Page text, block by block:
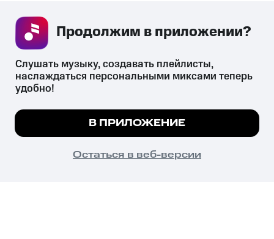
СКАЧАТЬ ПРИЛОЖЕНИЕ
психотропных веществ, их аналогов причиняет вред здоровью,
их незаконный оборот запрещён и влечёт установленную
законодательством ответственность.
© 2026 ООО «КИОН».
Все права защищены
Мы используем куки, чтобы на сайте все
Подробнее
ПОНЯТНО
Слушать музыку, создавать плейлисты,
наслаждаться персональными миксами теперь
удобно!
В ПРИЛОЖЕНИЕ
Остаться в веб-версии